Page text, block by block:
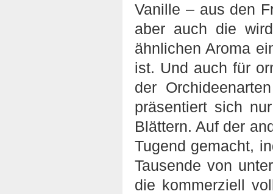
Vanille – aus den
aber auch die
ähnlichen Aroma
ist. Und auch für
der
präsentiert sich
Blättern. Auf der
Tugend gemacht,
Tausende von
die kommerziell